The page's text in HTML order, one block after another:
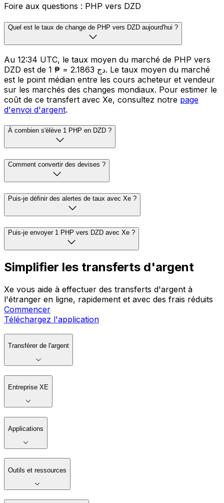
Foire aux questions : PHP vers DZD
Quel est le taux de change de PHP vers DZD aujourd'hui ?
Au 12:34 UTC, le taux moyen du marché de PHP vers
DZD est de 1 ₱ = 2.1863 دج. Le taux moyen du marché
est le point médian entre les cours acheteur et vendeur
sur les marchés des changes mondiaux. Pour estimer le
coût de ce transfert avec Xe, consultez notre page
d'envoi d'argent.
À combien s'élève 1 PHP en DZD ?
Comment convertir des devises ?
Puis-je définir des alertes de taux avec Xe ?
Puis-je envoyer 1 PHP vers DZD avec Xe ?
Simplifier les transferts d'argent
Xe vous aide à effectuer des transferts d'argent à
l'étranger en ligne, rapidement et avec des frais réduits
Commencer
Téléchargez l'application
Transférer de l'argent
Entreprise XE
Applications
Outils et ressources